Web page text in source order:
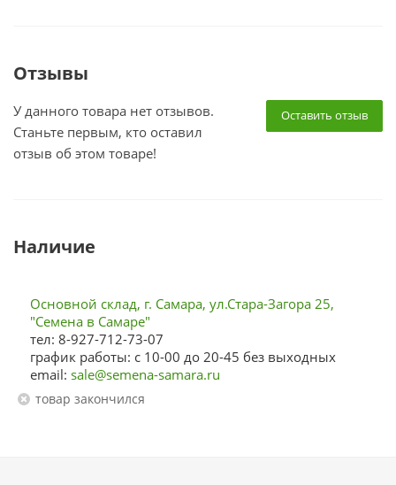
Отзывы
Оставить отзыв
У данного товара нет отзывов.
Станьте первым, кто оставил
отзыв об этом товаре!
Наличие
Основной склад, г. Самара, ул.Стара-Загора 25,
"Семена в Самаре"
тел: 8-927-712-73-07
график работы: с 10-00 до 20-45 без выходных
email: sale@semena-samara.ru
Товар закончился